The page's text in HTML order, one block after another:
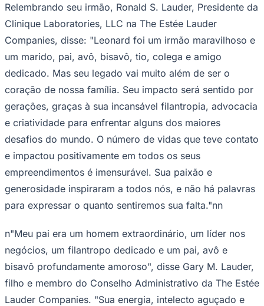
Fluminense
Relembrando seu irmão, Ronald S. Lauder, Presidente da
Clinique Laboratories, LLC na The Estée Lauder
Companies, disse: "Leonard foi um irmão maravilhoso e
um marido, pai, avô, bisavô, tio, colega e amigo
dedicado. Mas seu legado vai muito além de ser o
coração de nossa família. Seu impacto será sentido por
gerações, graças à sua incansável filantropia, advocacia
e criatividade para enfrentar alguns dos maiores
desafios do mundo. O número de vidas que teve contato
e impactou positivamente em todos os seus
empreendimentos é imensurável. Sua paixão e
generosidade inspiraram a todos nós, e não há palavras
para expressar o quanto sentiremos sua falta."nn
n"Meu pai era um homem extraordinário, um líder nos
negócios, um filantropo dedicado e um pai, avô e
bisavô profundamente amoroso", disse Gary M. Lauder,
filho e membro do Conselho Administrativo da The Estée
Lauder Companies. "Sua energia, intelecto aguçado e